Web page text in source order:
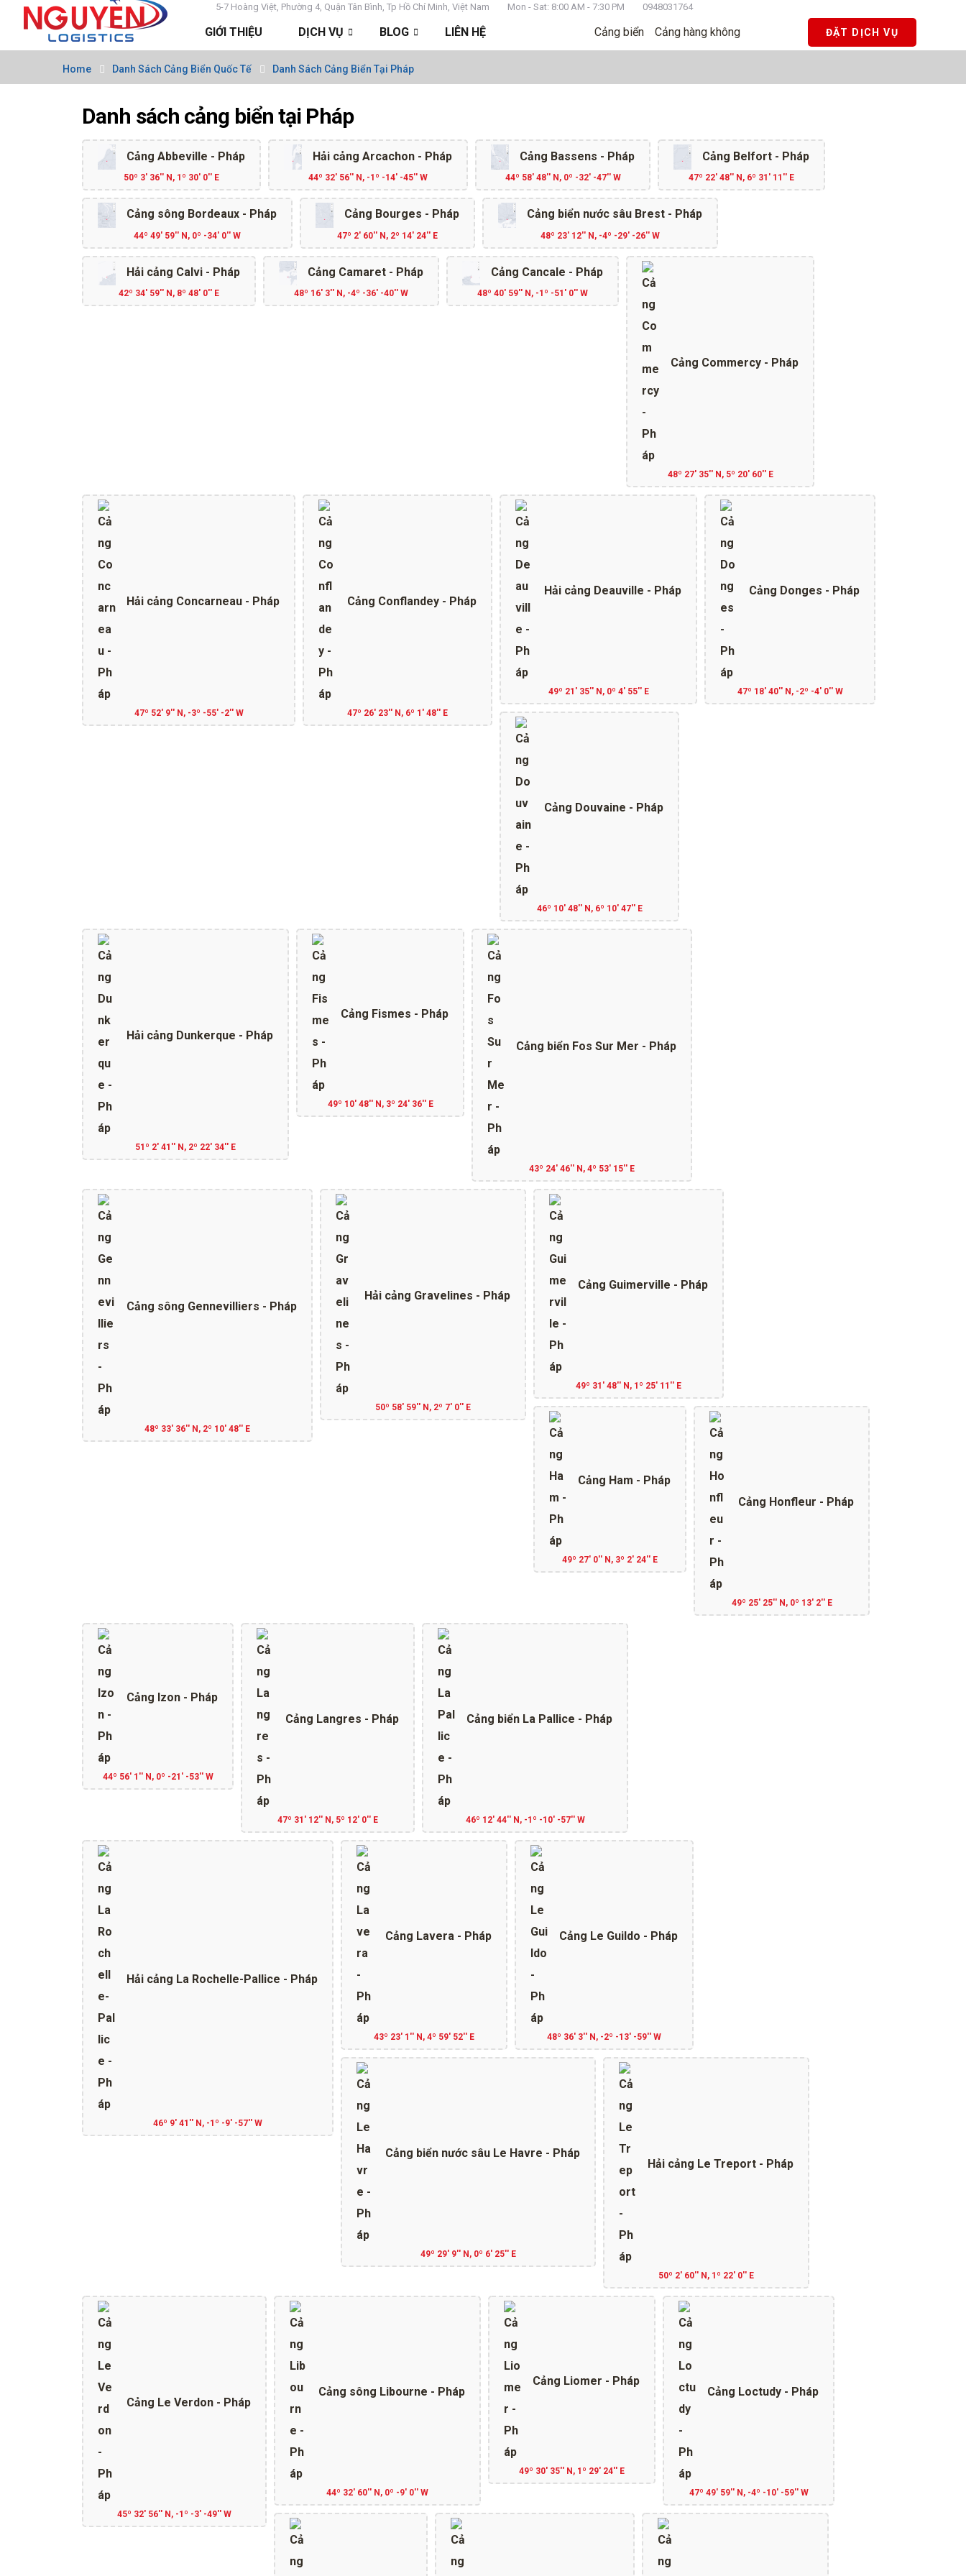
5-7 Hoàng Việt, Phường 4, Quận Tân Bình, Tp Hồ Chí Minh, Việt Nam Mon - Sat: 8:00 AM - 7:30 PM 0948031764
GIỚI THIỆU DỊCH VỤ BLOG LIÊN HỆ Cảng biển Cảng hàng không ĐẶT DỊCH VỤ
Home Danh Sách Cảng Biển Quốc Tế Danh Sách Cảng Biển Tại Pháp
Danh sách cảng biển tại Pháp
Cảng Abbeville - Pháp
50º 3' 36'' N, 1º 30' 0'' E
Hải cảng Arcachon - Pháp
44º 32' 56'' N, -1º -14' -45'' W
Cảng Bassens - Pháp
44º 58' 48'' N, 0º -32' -47'' W
Cảng Belfort - Pháp
47º 22' 48'' N, 6º 31' 11'' E
Cảng sông Bordeaux - Pháp
44º 49' 59'' N, 0º -34' 0'' W
Cảng Bourges - Pháp
47º 2' 60'' N, 2º 14' 24'' E
Cảng biển nước sâu Brest - Pháp
48º 23' 12'' N, -4º -29' -26'' W
Hải cảng Calvi - Pháp
42º 34' 59'' N, 8º 48' 0'' E
Cảng Camaret - Pháp
48º 16' 3'' N, -4º -36' -40'' W
Cảng Cancale - Pháp
48º 40' 59'' N, -1º -51' 0'' W
Cảng Commercy - Pháp
48º 27' 35'' N, 5º 20' 60'' E
Hải cảng Concarneau - Pháp
47º 52' 9'' N, -3º -55' -2'' W
Cảng Conflandey - Pháp
47º 26' 23'' N, 6º 1' 48'' E
Hải cảng Deauville - Pháp
49º 21' 35'' N, 0º 4' 55'' E
Cảng Donges - Pháp
47º 18' 40'' N, -2º -4' 0'' W
Cảng Douvaine - Pháp
46º 10' 48'' N, 6º 10' 47'' E
Hải cảng Dunkerque - Pháp
51º 2' 41'' N, 2º 22' 34'' E
Cảng Fismes - Pháp
49º 10' 48'' N, 3º 24' 36'' E
Cảng biển Fos Sur Mer - Pháp
43º 24' 46'' N, 4º 53' 15'' E
Cảng sông Gennevilliers - Pháp
48º 33' 36'' N, 2º 10' 48'' E
Hải cảng Gravelines - Pháp
50º 58' 59'' N, 2º 7' 0'' E
Cảng Guimerville - Pháp
49º 31' 48'' N, 1º 25' 11'' E
Cảng Ham - Pháp
49º 27' 0'' N, 3º 2' 24'' E
Cảng Honfleur - Pháp
49º 25' 25'' N, 0º 13' 2'' E
Cảng Izon - Pháp
44º 56' 1'' N, 0º -21' -53'' W
Cảng Langres - Pháp
47º 31' 12'' N, 5º 12' 0'' E
Cảng biển La Pallice - Pháp
46º 12' 44'' N, -1º -10' -57'' W
Hải cảng La Rochelle-Pallice - Pháp
46º 9' 41'' N, -1º -9' -57'' W
Cảng Lavera - Pháp
43º 23' 1'' N, 4º 59' 52'' E
Cảng Le Guildo - Pháp
48º 36' 3'' N, -2º -13' -59'' W
Cảng biển nước sâu Le Havre - Pháp
49º 29' 9'' N, 0º 6' 25'' E
Hải cảng Le Treport - Pháp
50º 2' 60'' N, 1º 22' 0'' E
Cảng Le Verdon - Pháp
45º 32' 56'' N, -1º -3' -49'' W
Cảng sông Libourne - Pháp
44º 32' 60'' N, 0º -9' 0'' W
Cảng Liomer - Pháp
49º 30' 35'' N, 1º 29' 24'' E
Cảng Loctudy - Pháp
47º 49' 59'' N, -4º -10' -59'' W